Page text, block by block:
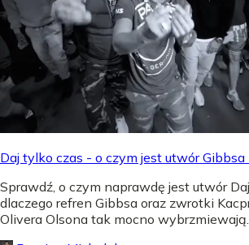
Daj tylko czas - o czym jest utwór Gibbsa
Sprawdź, o czym naprawdę jest utwór
dlaczego refren Gibbsa oraz zwrotki
Olivera Olsona tak mocno wybrzmiewają.